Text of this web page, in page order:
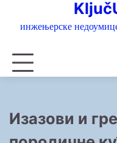
инжењерске
Изазови и